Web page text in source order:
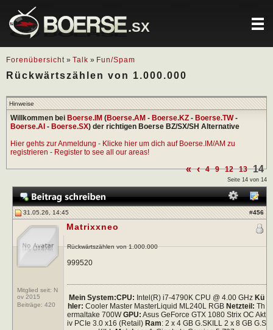
.SX
Forenübersicht » Talk » Fun/Spam
Rückwärtszählen von 1.000.000
Hinweise
Willkommen bei Boerse.IM (Boerse.AM - Boerse.KZ - Boerse.TW-
Boerse.AI - Boerse.SX) der richtigen Boerse BZ/SX/SH Alternative
Hier gehts zur Anmeldung - Klicke hier um dich auf Boerse.IM/AM zu
registrieren - Register to see all our areas!
« ‹ 4 9 12 13 14
Seite 14 von 14
31.05.26, 14:45 #456
Mitglied seit: N
ov 2015
Beiträge: 420
Matrixxneo
Rückwärtszählen von 1.000.000
999520
Mein System:CPU: Intel(R) i7-4790K CPU @ 4.00 GHz Kü
hler: Cooler Master MasterLiquid ML240L RGBNetzteil: Th
ermaltake 700WGPU: Asus GeForce GTX 1080 Strix OC Akt
iv PCIe 3.0 x16 (Retail) Ram: 2 x 4 GB G.SKILL 2 x 8 GB G.S